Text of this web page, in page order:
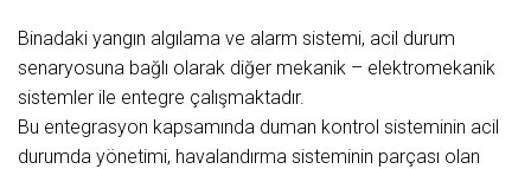
Binadaki yangın algılama ve alarm sistemi, acil durum
senaryosuna bağlı olarak diğer mekanik – elektromekanik
sistemler ile entegre çalışmaktadır.
Bu entegrasyon kapsamında duman kontrol sisteminin acil
durumda yönetimi, havalandırma sisteminin parçası olan